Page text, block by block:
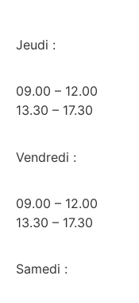
Jeudi :
09.00 – 12.00
13.30 – 17.30
Vendredi :
09.00 – 12.00
13.30 – 17.30
Samedi :